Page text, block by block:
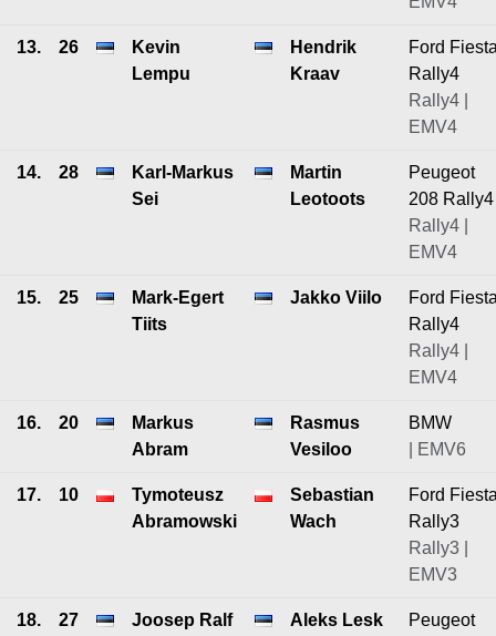
13. 26
Kevin
Lempu
Hendrik
Kraav
Ford
Rally4
Rally4 |
EMV4
14. 28
Karl-Markus
Sei
Martin
Leotoots
Peugeot
208 Rally4
Rally4 |
EMV4
15. 25
Mark-Egert
Tiits
Jakko Viilo
Ford
Rally4
Rally4 |
EMV4
16. 20
Markus
Abram
Rasmus
Vesiloo
BMW
| EMV6
17. 10
Tymoteusz
Abramowski
Sebastian
Wach
Ford
Rally3
Rally3 |
EMV3
18. 27
Joosep Ralf
Aleks Lesk
Peugeot